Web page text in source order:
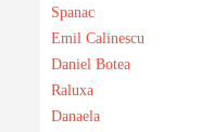
Spanac
Emil Calinescu
Daniel Botea
Raluxa
Danaela